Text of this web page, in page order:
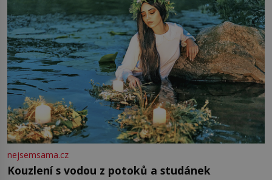
nejsemsama.cz
Kouzlení s vodou z potoků a studánek